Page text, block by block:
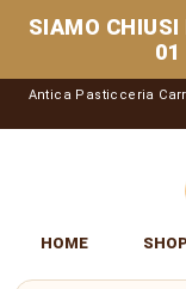
SIAMO CHIUSI
01
Antica Pasticceria
HOME SHOP